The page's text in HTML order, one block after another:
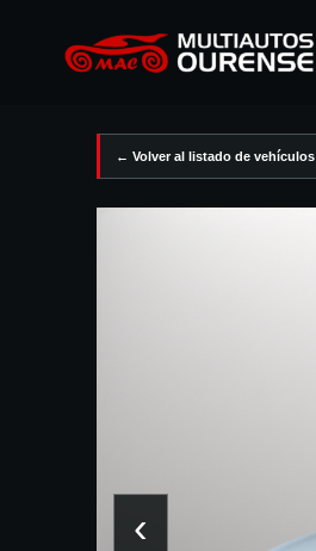
← Volver al listado de vehículos
‹